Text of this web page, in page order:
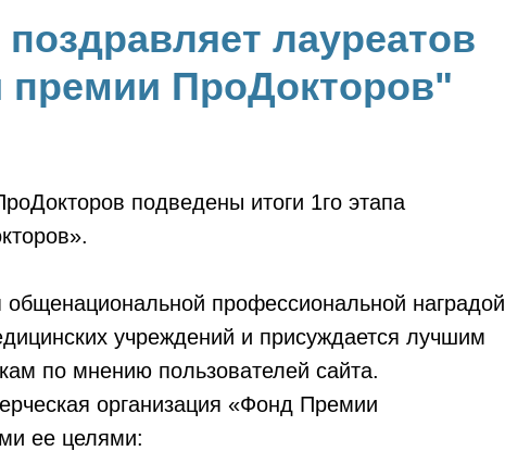
лауреатов
премии ПроДокторов"
подведены итоги 1го этапа
профессиональной наградой
учреждений и присуждается лучшим
по мнению пользователей сайта.
организация «Фонд Премии
ее целями: